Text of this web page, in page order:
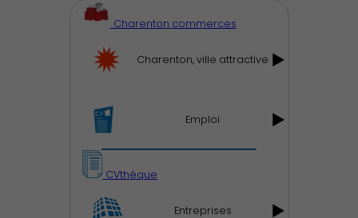
Charenton commerces
Charenton, ville attractive
Emploi
CVthèque
Entreprises